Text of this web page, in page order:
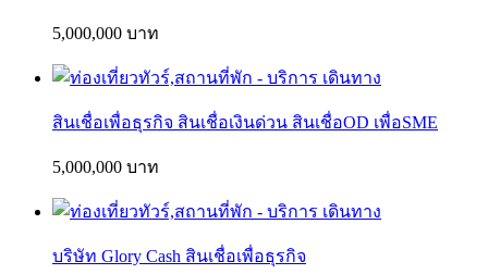
5,000,000 บาท
สินเชื่อเพื่อธุรกิจ สินเชื่อเงินด่วน สินเชื่อOD เพื่อSME
5,000,000 บาท
บริษัท Glory Cash สินเชื่อเพื่อธุรกิจ